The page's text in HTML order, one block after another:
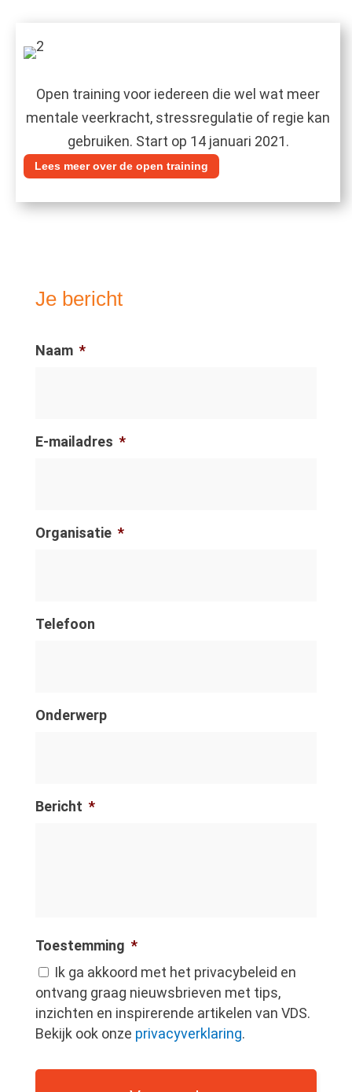
Open training voor iedereen die wel wat meer
mentale veerkracht, stressregulatie of regie kan
gebruiken. Start op 14 januari 2021.
Lees meer over de open training
Je bericht
Naam *
E-mailadres *
Organisatie *
Telefoon
Onderwerp
Bericht *
Toestemming *
Ik ga akkoord met het privacybeleid en
ontvang graag nieuwsbrieven met tips,
inzichten en inspirerende artikelen van VDS.
Bekijk ook onze privacyverklaring.